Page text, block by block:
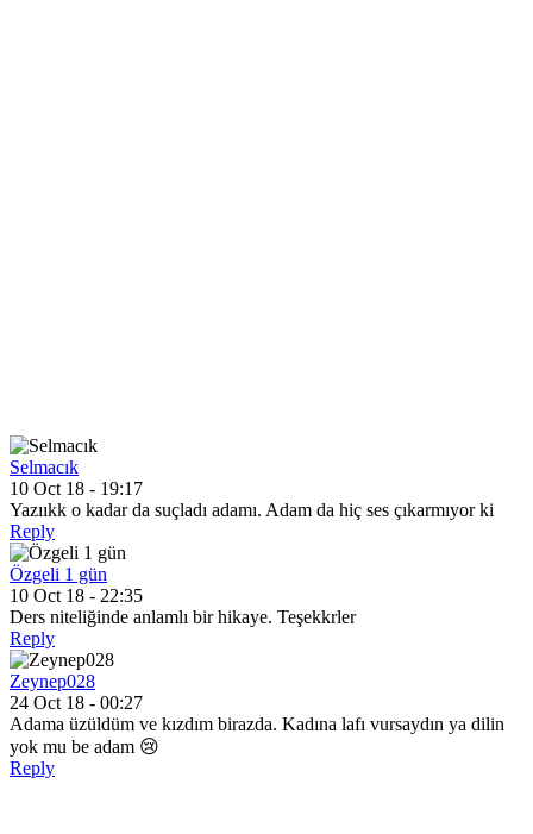
Selmacık
10 Oct 18 - 19:17
Yazııkk o kadar da suçladı adamı. Adam da hiç ses çıkarmıyor ki
Reply
Özgeli 1 gün
10 Oct 18 - 22:35
Ders niteliğinde anlamlı bir hikaye. Teşekkrler
Reply
Zeynep028
24 Oct 18 - 00:27
Adama üzüldüm ve kızdım birazda. Kadına lafı vursaydın ya dilin
yok mu be adam 😢
Reply